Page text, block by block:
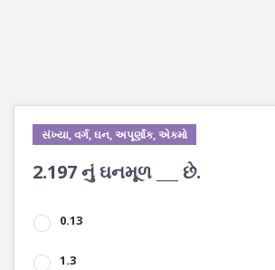
સંખ્યા, વર્ગ, ઘન, અપૂર્ણાંક, એકમો
2.197 નું ઘનમૂળ ___ છે.
0.13
1.3